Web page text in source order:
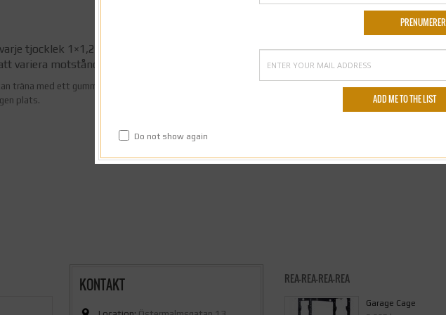
tjocklek 1×1,2,3,4,5
variera motstånd.
träna med ett gummiband. Kör marklyft, bicepscurl eller träna med en kompis och spring med bandet runt
plats.
KONTAKT REA-REA-REA-REA
Garage Cage
Do not show again